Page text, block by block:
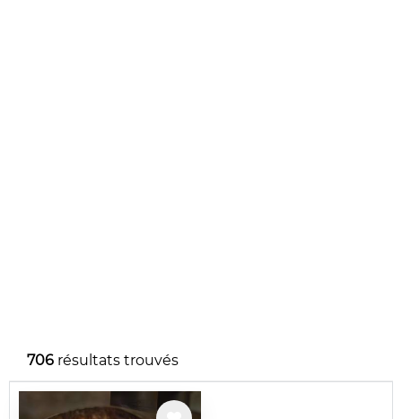
706 résultats trouvés